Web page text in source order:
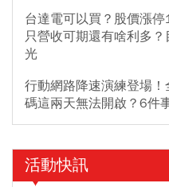
台達電可以買？股價漲
只營收可期還有啥利多
光
行動網路降速演練登場
碼這兩天無法開啟？6件
活動快訊